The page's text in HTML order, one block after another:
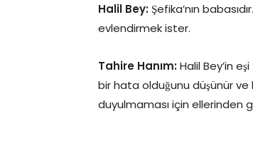
Halil Bey: Şefika’nın
evlendirmek ister.
Tahire Hanım:Halil Bey’in
bir hata olduğunu düşünür ve
duyulmaması için ellerinden